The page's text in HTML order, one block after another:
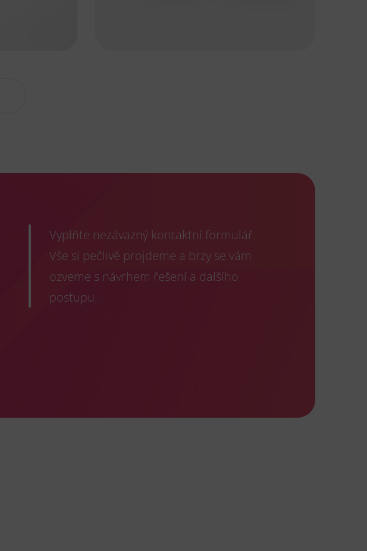
Vyplňte nezávazný kontaktní formulář.
Vše si pečlivě projdeme a brzy se vám
ozveme s návrhem řešení a dalšího
postupu.